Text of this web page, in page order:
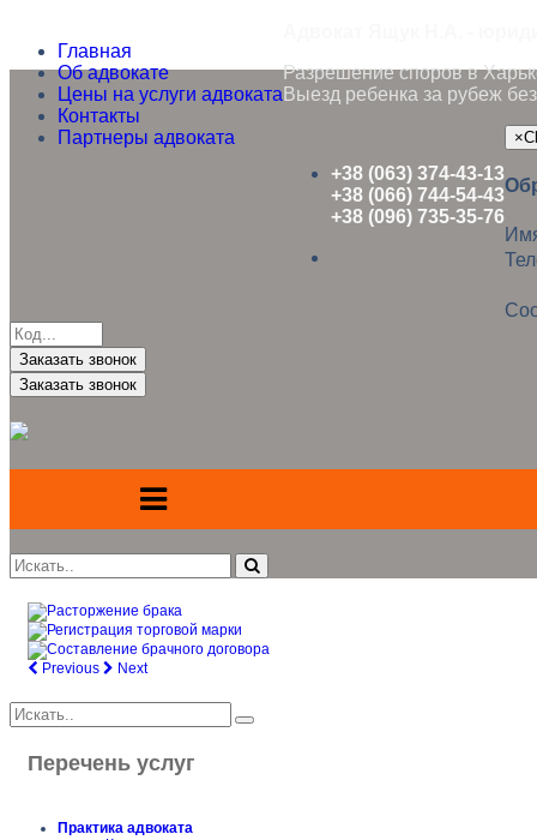
Главная
Об адвокате
Цены на услуги адвоката
Контакты
Партнеры адвоката
Разрешение споров в
Выезд ребенка за рубеж
+38 (063) 374-43-13
+38 (066) 744-54-43
+38 (096) 735-35-76
×
Заказать звонок
Previous Next
Перечень услуг
Практика адвоката